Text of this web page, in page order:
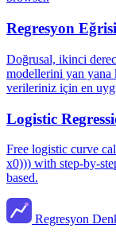
Regresyon Eğrisi
Doğrusal, ikinci
modellerini yan yana
verileriniz için en
Logistic
Free logistic curve
x0))) with step-by-
based.
Regresyon